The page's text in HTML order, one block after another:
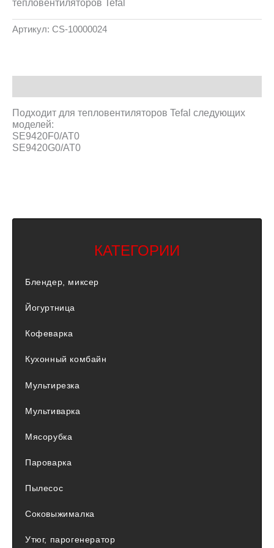
тепловентиляторов Tefal
Артикул: CS-10000024
Подходит для тепловентиляторов Tefal следующих
моделей:
SE9420F0/AT0
SE9420G0/AT0
КАТЕГОРИИ
Блендер, миксер
Йогуртница
Кофеварка
Кухонный комбайн
Мультирезка
Мультиварка
Мясорубка
Пароварка
Пылесос
Соковыжималка
Утюг, парогенератор